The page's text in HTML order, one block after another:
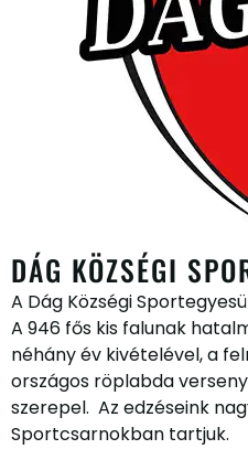
DÁG KÖZSÉGI
A Dág Községi
A 946 fős kis falunak
néhány év kivételével, a
országos röplabda
szerepel. Az edzéseink
Sportcsarnokban tartjuk.